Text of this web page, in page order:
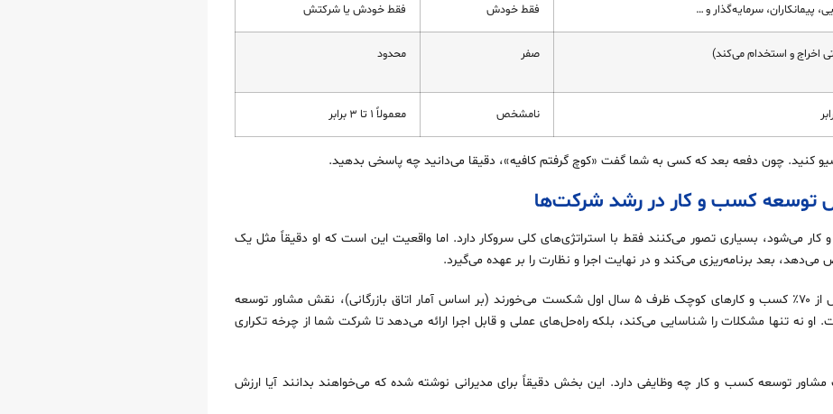
پیمانکاران، سرمایه‌گذار و … فقط خودش فقط خودش یا شرکتش
اخراج و استخدام می‌کند) صفر محدود
نامشخص معمولاً ۱ تا ۳ برابر
کنید. چون دفعه بعد که کسی به شما گفت «کوچ گرفتم کافیه»، دقیقا می‌دانید چه پاسخی بدهید.
توسعه کسب‌ و کار در رشد شرکت‌ها
می‌شود، بسیاری تصور می‌کنند فقط با استراتژی‌های کلی سروکار دارد. اما واقعیت این است که او دقیقاً مثل یک
بعد برنامه‌ریزی می‌کند و در نهایت اجرا و نظارت را بر عهده می‌گیرد.
در بازار رقابتی ایران، جایی که بیش از ۷۰٪ کسب‌ و کارهای کوچک ظرف ۵ سال اول شکست می‌خورند (بر اساس آمار اتاق بازرگانی)، نقش مشاور توسعه
نه تنها مشکلات را شناسایی می‌کند، بلکه راه‌حل‌های عملی و قابل اجرا ارائه می‌دهد تا شرکت شما از چرخه تکراری
مشاور توسعه کسب و کار چه وظایفی دارد. این بخش دقیقاً برای مدیرانی نوشته شده که می‌خواهند بدانند آیا ارزش